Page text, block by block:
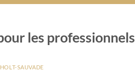
les professionnels
SAUVADE